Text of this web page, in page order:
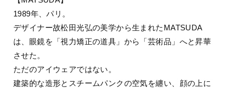
1989年、パリ。
デザイナー故松田光弘の美学から生まれたMATSUDA
は、眼鏡を「視力矯正の道具」から「芸術品」へと昇華
させた。
ただのアイウェアではない。
建築的な造形とスチームパンクの空気を纏い、顔の上に